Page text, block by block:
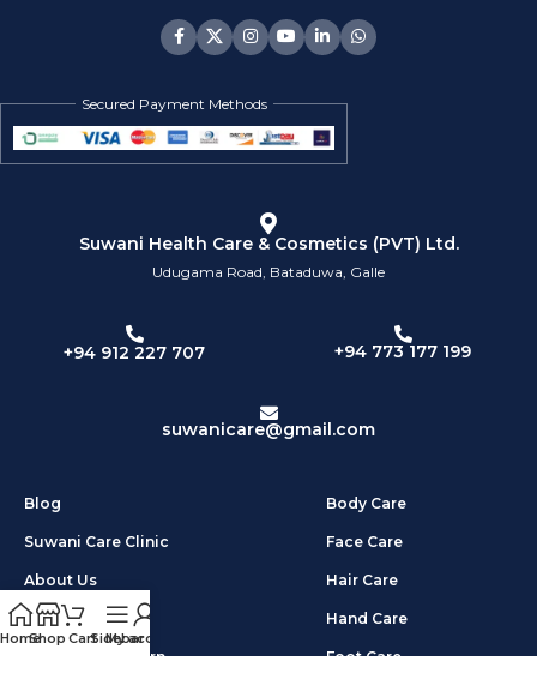
Secured Payment Methods
Suwani Health Care & Cosmetics (PVT) Ltd.
Udugama Road, Bataduwa, Galle
+94 912 227 707 +94 773 177 199
suwanicare@gmail.com
Blog
Suwani Care Clinic
About Us
Privacy Policy
Shipping & Return
Body Care
Face Care
Hair Care
Hand Care
Foot Care
HomeShop CartSidebar
My account